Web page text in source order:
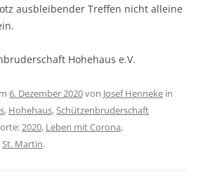
ausbleibender Treffen nicht alleine
Hohehaus e.V.
6. Dezember 2020von Josef Henneke in
, Hohehaus,Schützenbruderschaft
2020, Leben mit Corona,
St. Martin.